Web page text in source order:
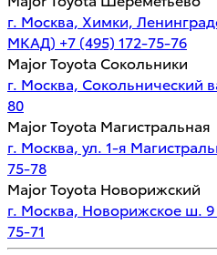
г. Москва, Химки,
МКАД) +7 (495) 172-75-76
Major Toyota Сокольники
г. Москва, Сокольнический
80
Major Toyota Магистральная
г. Москва, ул. 1-я
75-78
Major Toyota Новорижский
г. Москва, Новорижское ш.
75-71